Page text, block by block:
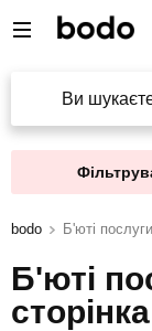
Ви
bodo Б'юті
Б'юті